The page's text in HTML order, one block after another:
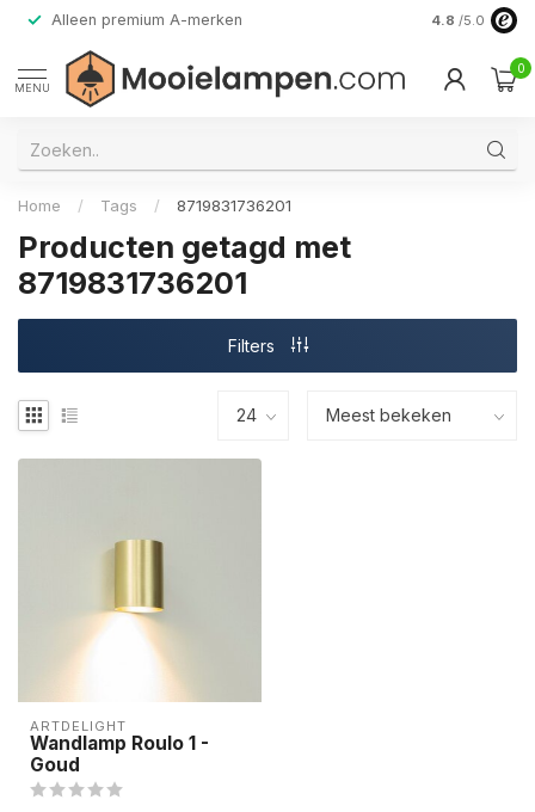
Alleen premium A-merken 4.8 /5.0
MENU
0
Home / Tags / 8719831736201
Producten getagd met
8719831736201
Filters
ARTDELIGHT
Wandlamp Roulo 1 -
Goud